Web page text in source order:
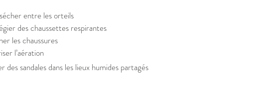
entre les orteils
des chaussettes respirantes
les chaussures
l’aération
des sandales dans les lieux humides partagés